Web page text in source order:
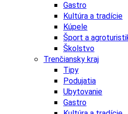
Gastro
Kultúra a tradície
Kúpele
Šport a
Školstvo
Trenčiansky kraj
Tipy
Podujatia
Ubytovanie
Gastro